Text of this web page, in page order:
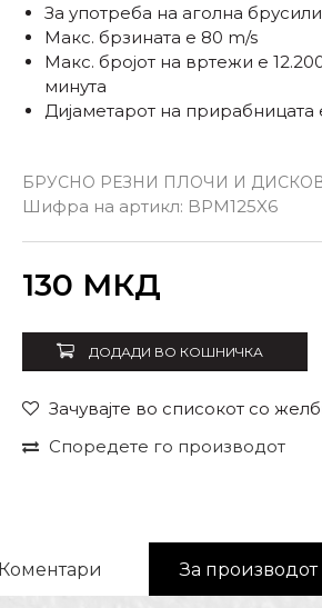
БРУСНО РЕЗНИ ПЛОЧИ И
Шифра на артикл: BPM125X6
За употреба на аголна
Макс. брзината е 80 m/s
Макс. бројот на вртежи е
минута
Дијаметарот на прирабницата
130 МКД
ДОДАДИ ВО КОШНИЧКА
Зачувајте во списокот со
Споредете го производот
За производот